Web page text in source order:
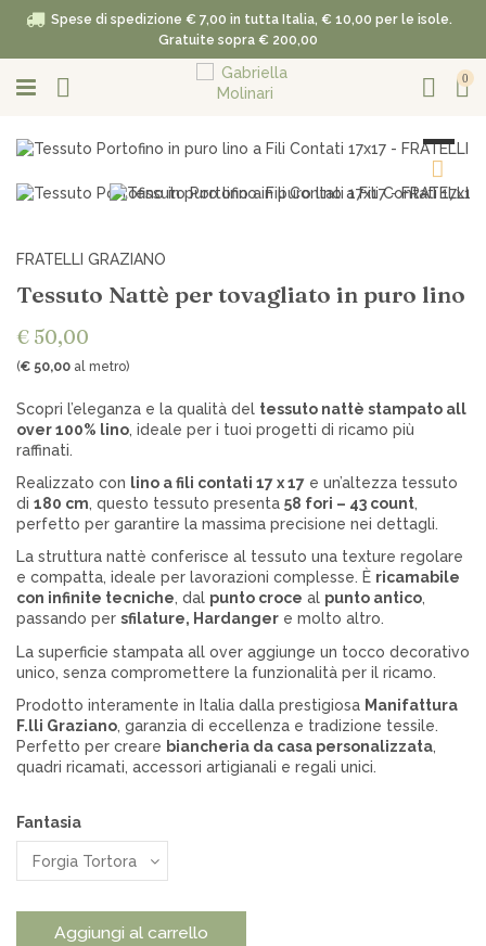
Spese di spedizione € 7,00 in tutta Italia, € 10,00 per le isole.
Gratuite sopra € 200,00
0
FRATELLI GRAZIANO
Tessuto Nattè per tovagliato in puro lino
€ 50,00
(€ 50,00 al metro)
Scopri l’eleganza e la qualità del tessuto nattè stampato all
over 100% lino, ideale per i tuoi progetti di ricamo più
raffinati.
Realizzato con lino a fili contati 17 x 17 e un’altezza tessuto
di 180 cm, questo tessuto presenta 58 fori – 43 count,
perfetto per garantire la massima precisione nei dettagli.
La struttura nattè conferisce al tessuto una texture regolare
e compatta, ideale per lavorazioni complesse. È ricamabile
con infinite tecniche, dal punto croce al punto antico,
passando per sfilature, Hardanger e molto altro.
La superficie stampata all over aggiunge un tocco decorativo
unico, senza compromettere la funzionalità per il ricamo.
Prodotto interamente in Italia dalla prestigiosa Manifattura
F.lli Graziano, garanzia di eccellenza e tradizione tessile.
Perfetto per creare biancheria da casa personalizzata,
quadri ricamati, accessori artigianali e regali unici.
Fantasia
Aggiungi al carrello